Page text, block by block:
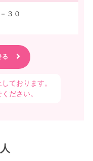
３０
ております。
ださい。